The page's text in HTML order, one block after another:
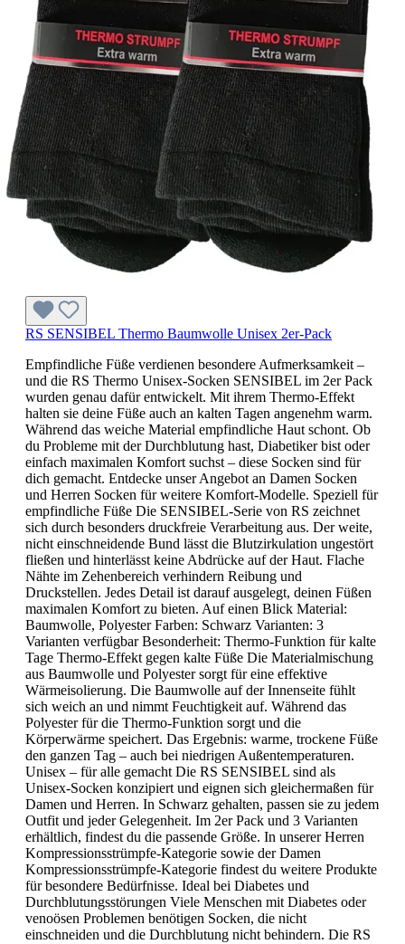
RS SENSIBEL Thermo Baumwolle Unisex 2er-Pack
Empfindliche Füße verdienen besondere Aufmerksamkeit –
und die RS Thermo Unisex-Socken SENSIBEL im 2er Pack
wurden genau dafür entwickelt. Mit ihrem Thermo-Effekt
halten sie deine Füße auch an kalten Tagen angenehm warm.
Während das weiche Material empfindliche Haut schont. Ob
du Probleme mit der Durchblutung hast, Diabetiker bist oder
einfach maximalen Komfort suchst – diese Socken sind für
dich gemacht. Entdecke unser Angebot an Damen Socken
und Herren Socken für weitere Komfort-Modelle. Speziell für
empfindliche Füße Die SENSIBEL-Serie von RS zeichnet
sich durch besonders druckfreie Verarbeitung aus. Der weite,
nicht einschneidende Bund lässt die Blutzirkulation ungestört
fließen und hinterlässt keine Abdrücke auf der Haut. Flache
Nähte im Zehenbereich verhindern Reibung und
Druckstellen. Jedes Detail ist darauf ausgelegt, deinen Füßen
maximalen Komfort zu bieten. Auf einen Blick Material:
Baumwolle, Polyester Farben: Schwarz Varianten: 3
Varianten verfügbar Besonderheit: Thermo-Funktion für kalte
Tage Thermo-Effekt gegen kalte Füße Die Materialmischung
aus Baumwolle und Polyester sorgt für eine effektive
Wärmeisolierung. Die Baumwolle auf der Innenseite fühlt
sich weich an und nimmt Feuchtigkeit auf. Während das
Polyester für die Thermo-Funktion sorgt und die
Körperwärme speichert. Das Ergebnis: warme, trockene Füße
den ganzen Tag – auch bei niedrigen Außentemperaturen.
Unisex – für alle gemacht Die RS SENSIBEL sind als
Unisex-Socken konzipiert und eignen sich gleichermaßen für
Damen und Herren. In Schwarz gehalten, passen sie zu jedem
Outfit und jeder Gelegenheit. Im 2er Pack und 3 Varianten
erhältlich, findest du die passende Größe. In unserer Herren
Kompressionsstrümpfe-Kategorie sowie der Damen
Kompressionsstrümpfe-Kategorie findest du weitere Produkte
für besondere Bedürfnisse. Ideal bei Diabetes und
Durchblutungsstörungen Viele Menschen mit Diabetes oder
venoösen Problemen benötigen Socken, die nicht
einschneiden und die Durchblutung nicht behindern. Die RS